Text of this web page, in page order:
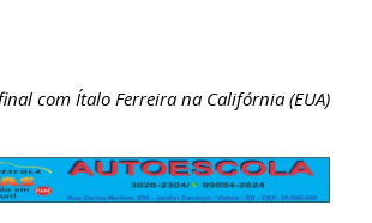
com Ítalo Ferreira na Califórnia (EUA)